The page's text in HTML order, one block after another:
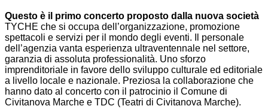
Questo è il primo concerto proposto dalla nuova società
TYCHE che si occupa dell’organizzazione, promozione
spettacoli e servizi per il mondo degli eventi. Il personale
dell’agenzia vanta esperienza ultraventennale nel settore,
garanzia di assoluta professionalità. Uno sforzo
imprenditoriale in favore dello sviluppo culturale ed editoriale
a livello locale e nazionale. Preziosa la collaborazione che
hanno dato al concerto con il patrocinio il Comune di
Civitanova Marche e TDC (Teatri di Civitanova Marche).